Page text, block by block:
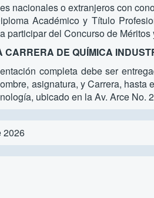
nacionales o extranjeros con
Académico y Título
participar del Concurso de
CARRERA DE QUÍMICA
completa debe ser
asignatura, y Carrera, hasta
ubicado en la Av. Arce No.
2026